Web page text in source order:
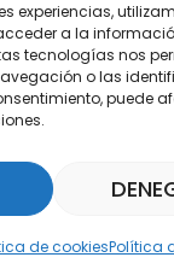
experiencias,
a la
tecnologías nos
o las
puede
de cookiesPolítica